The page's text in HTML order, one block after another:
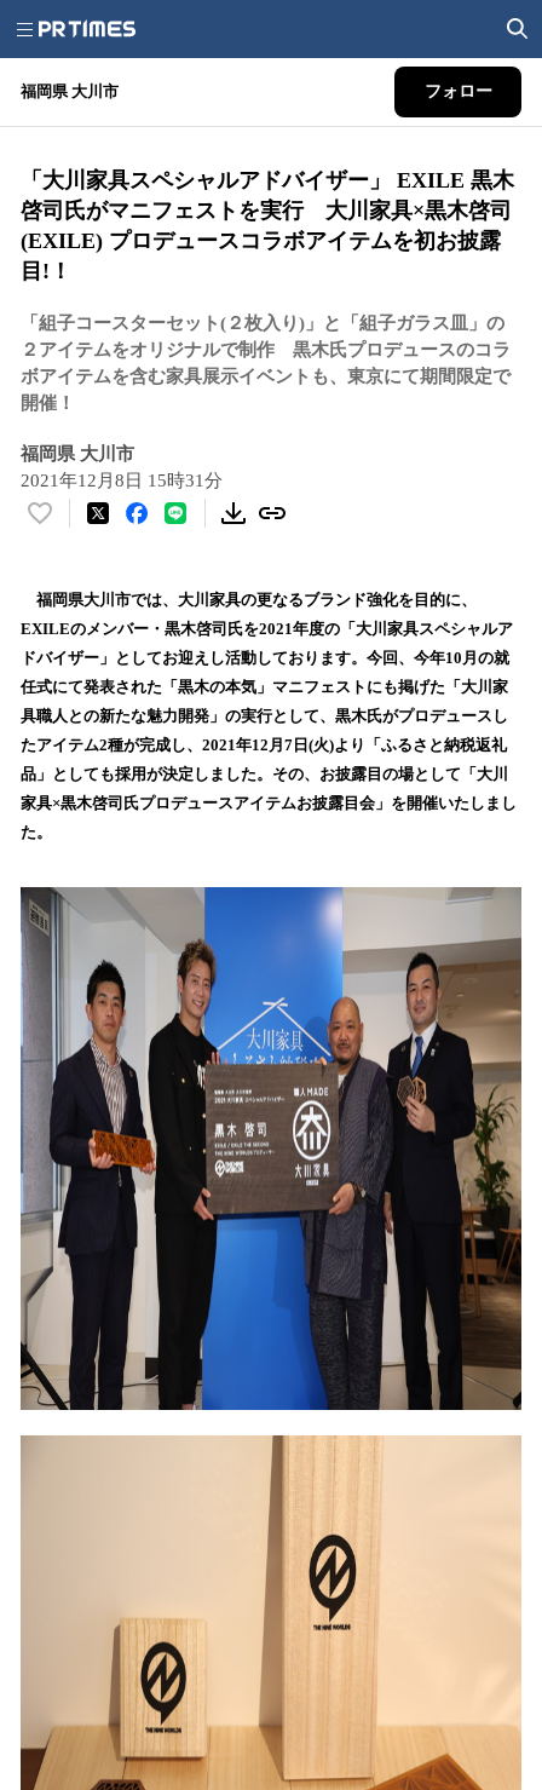
福岡県 大川市 フォロー
「大川家具スペシャルアドバイザー」 EXILE 黒木
啓司氏がマニフェストを実行 大川家具×黒木啓司
(EXILE) プロデュースコラボアイテムを初お披露
目!！
「組子コースターセット(２枚入り)」と「組子ガラス皿」の
２アイテムをオリジナルで制作 黒木氏プロデュースのコラ
ボアイテムを含む家具展示イベントも、東京にて期間限定で
開催！
福岡県 大川市
2021年12月8日 15時31分
い
！
数
を
読
み
込
み
中
で
福岡県大川市では、大川家具の更なるブランド強化を目的に、
EXILEのメンバー・黒木啓司氏を2021年度の「大川家具スペシャルア
ドバイザー」としてお迎えし活動しております。今回、今年10月の就
任式にて発表された「黒木の本気」マニフェストにも掲げた「大川家
具職人との新たな魅力開発」の実行として、黒木氏がプロデュースし
たアイテム2種が完成し、2021年12月7日(火)より「ふるさと納税返礼
品」としても採用が決定しました。その、お披露目の場として「大川
家具×黒木啓司氏プロデュースアイテムお披露目会」を開催いたしまし
た。